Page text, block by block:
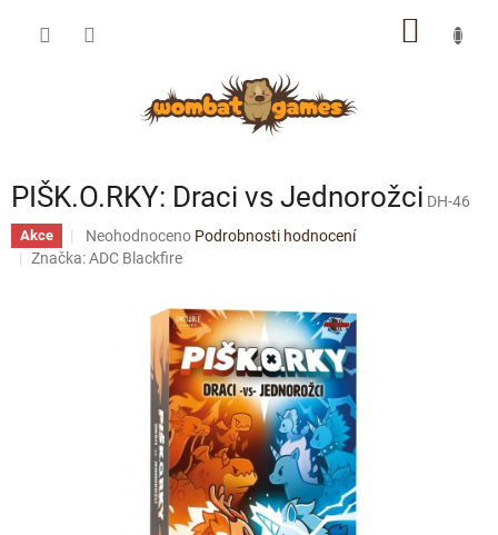
PIŠK.O.RKY: Draci vs Jednorožci DH-46
Akce
Průměrné
hodnocení
hvězdiček.
Neohodnoceno Podrobnosti hodnocení
Značka:ADC Blackfire